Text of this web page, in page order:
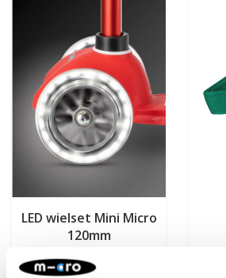
LED wielset Mini Micro
120mm
€22,95